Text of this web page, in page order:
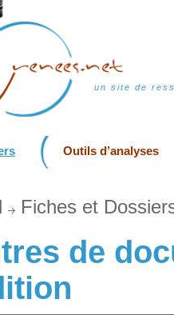
un site de
Outils d’analyses
Fiches et
de